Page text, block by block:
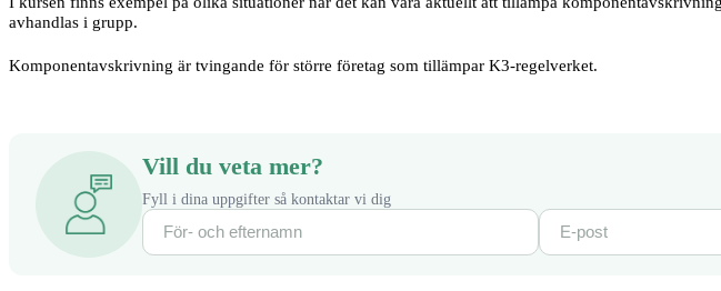
avhandlas i grupp.
Komponentavskrivning är tvingande för större företag som tillämpar K3-regelverket.
Vill du veta mer?
Fyll i dina uppgifter så kontaktar vi dig